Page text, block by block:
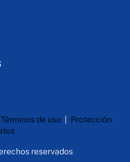
Términos de uso| Protección
reservados